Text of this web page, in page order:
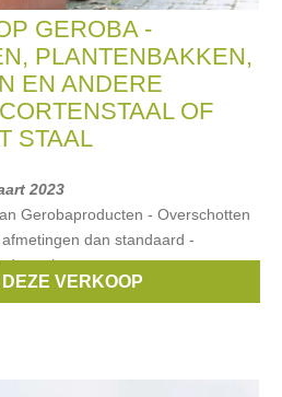
GEROBA -
PLANTENBAKKEN,
EN ANDERE
OF
STAAL
2023
Gerobaproducten - Overschotten
dan standaard -
reeks
VERKOOP